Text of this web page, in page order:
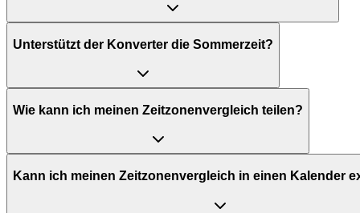
Unterstützt der Konverter die Sommerzeit?
Wie kann ich meinen Zeitzonenvergleich teilen?
Kann ich meinen Zeitzonenvergleich in einen Kalender